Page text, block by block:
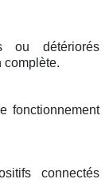
ou détériorés
complète.
fonctionnement
connectés